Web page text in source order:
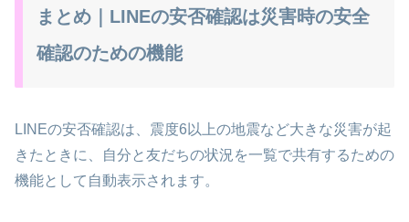
まとめ｜LINEの安否確認は災害時の安全
確認のための機能
LINEの安否確認は、震度6以上の地震など大きな災害が起
きたときに、自分と友だちの状況を一覧で共有するための
機能として自動表示されます。